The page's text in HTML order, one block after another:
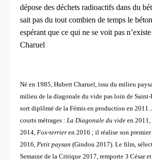
dépose des déchets radioactifs dans du
sait pas du tout combien de temps le
espérant que ce qui ne se voit pas
Charuel
Né en 1985, Hubert Charuel, issu du milieu
milieu de la diagonale du vide pas loin de
sort diplômé de la Fémis en production en 2011.
courts métrages : La Diagonale du vide en 2011,
2014, Fox-terrier en 2016 ; il réalise son
2016, Petit paysan (Gindou 2017). Le film,
Semaine de la Critique 2017, remporte 3 César